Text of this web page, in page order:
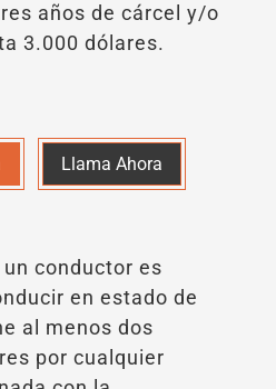
años de cárcel y/o
3.000 dólares.
Llama Ahora
conductor es
en estado de
al menos dos
por cualquier